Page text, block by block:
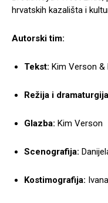
hrvatskih kazališta i
Autorski tim:
Tekst: Kim Verson &
Režija i
Glazba: Kim Verson
Scenografija:
Kostimografija: